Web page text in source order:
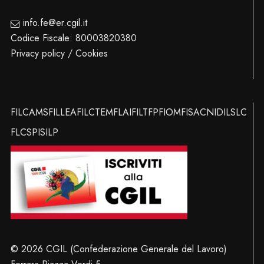
info.fe@er.cgil.it
Codice Fiscale: 80003820380
Privacy policy / Cookies
FILCAMSFILLEAFILCTEMFLAIFILTFPFIOMFISACNIDILSLC
FLCSPISILP
© 2026 CGIL (Confederazione Generale del Lavoro)